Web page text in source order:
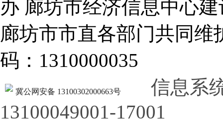
办 廊坊市经济信息中心建
廊坊市市直各部门共同
码：1310000035
冀公网安备 13100302000663号
信息系
13100049001-17001